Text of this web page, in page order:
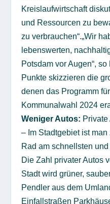
Kreislaufwirtschaft
und Ressourcen zu
zu verbrauchen“.„Wir
lebenswerten,
Potsdam vor Augen“,
Punkte skizzieren die
denen das Programm
Kommunalwahl 2024
Weniger Autos:
– Im Stadtgebiet ist
Rad am schnellsten
Die Zahl privater Autos
Stadt wird grüner,
Pendler aus dem
Einfallstraßen